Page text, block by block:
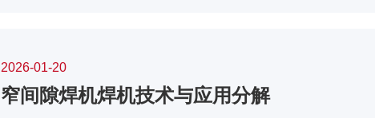
2026-01-20
窄间隙焊机焊机技术与应用分解